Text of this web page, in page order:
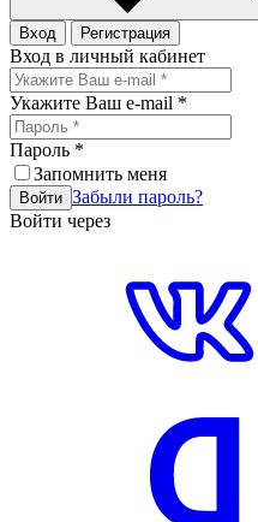
Вход Регистрация
Вход в личный кабинет
Укажите Ваш e-mail *
Пароль *
Запомнить меня
Войти Забыли пароль?
Войти через